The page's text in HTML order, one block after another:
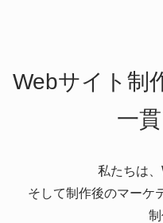
Webサイト制
一
私たちは
そして制作後のマーケ